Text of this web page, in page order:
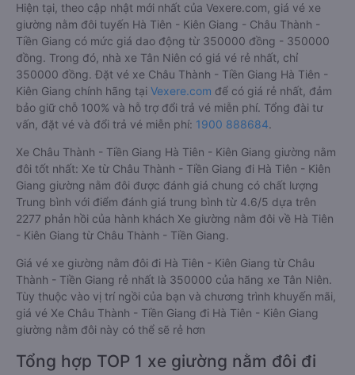
Hiện tại, theo cập nhật mới nhất của Vexere.com, giá vé xe
giường nằm đôi tuyến Hà Tiên - Kiên Giang - Châu Thành -
Tiền Giang có mức giá dao động từ 350000 đồng - 350000
đồng. Trong đó, nhà xe Tân Niên có giá vé rẻ nhất, chỉ
350000 đồng. Đặt vé xe Châu Thành - Tiền Giang Hà Tiên -
Kiên Giang chính hãng tại Vexere.com để có giá rẻ nhất, đảm
bảo giữ chỗ 100% và hỗ trợ đổi trả vé miễn phí. Tổng đài tư
vấn, đặt vé và đổi trả vé miễn phí: 1900 888684.
Xe Châu Thành - Tiền Giang Hà Tiên - Kiên Giang giường nằm
đôi tốt nhất: Xe từ Châu Thành - Tiền Giang đi Hà Tiên - Kiên
Giang giường nằm đôi được đánh giá chung có chất lượng
Trung bình với điểm đánh giá trung bình từ 4.6/5 dựa trên
2277 phản hồi của hành khách Xe giường nằm đôi về Hà Tiên
- Kiên Giang từ Châu Thành - Tiền Giang.
Giá vé xe giường nằm đôi đi Hà Tiên - Kiên Giang từ Châu
Thành - Tiền Giang rẻ nhất là 350000 của hãng xe Tân Niên.
Tùy thuộc vào vị trí ngồi của bạn và chương trình khuyến mãi,
giá vé Xe Châu Thành - Tiền Giang đi Hà Tiên - Kiên Giang
giường nằm đôi này có thể sẽ rẻ hơn
Tổng hợp TOP 1 xe giường nằm đôi đi